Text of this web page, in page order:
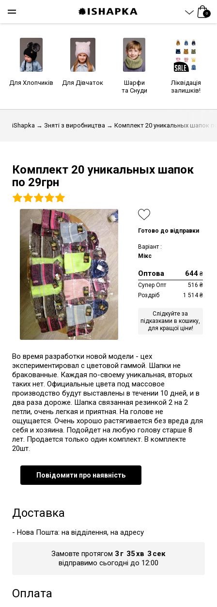
0
Для Хлопчиків Для Дівчаток
Шарфи
та Снуди
Ліквідація
залишків!
iShapka → Зняті з виробництва → Комплект 20 уникальных шапок
Комплект 20 уникальных шапок
по 29грн
Готово до відправки
Варіант :
Мікс
Оптова 644 ₴
Супер Опт
516 ₴
Роздріб
1 514 ₴
Слідкуйте за
підказками в кошику,
для кращої ціни!
Во время разработки новой модели - цех
экспериментировал с цветовой гаммой. Шапки не
бракованные. Каждая по-своему уникальная, вторых
таких нет. Официальные цвета под массовое
производство будут выставлены в течении 10 дней, и в
два раза дороже. Шапка связанная резинкой 2 на 2
петли, очень легкая и приятная. На голове не
ощущается. Очень хорошо растягивается без вреда для
себя и хозяина. Подойдет на любую голову старше 8
лет. Продается только один комплект. В комплекте
20шт.
Повідомити про наявність
Доставка
- Нова Пошта: на відділення, на адресу
Замовте протягом 3 г 35хв 3 сек
відправимо сьогодні до 12:00
Оплата